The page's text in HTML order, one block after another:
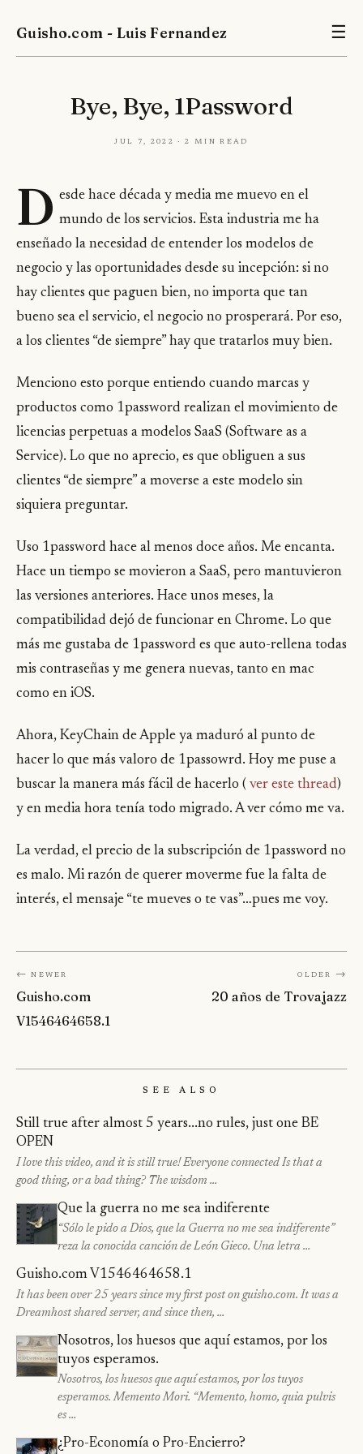
Guisho.com - Luis Fernandez ☰
Bye, Bye, 1Password
Jul 7, 2022 · 2 min read
D esde hace década y media me muevo en el
mundo de los servicios. Esta industria me ha
enseñado la necesidad de entender los modelos de
negocio y las oportunidades desde su incepción: si no
hay clientes que paguen bien, no importa que tan
bueno sea el servicio, el negocio no prosperará. Por eso,
a los clientes “de siempre” hay que tratarlos muy bien.
Menciono esto porque entiendo cuando marcas y
productos como 1password realizan el movimiento de
licencias perpetuas a modelos SaaS (Software as a
Service). Lo que no aprecio, es que obliguen a sus
clientes “de siempre” a moverse a este modelo sin
siquiera preguntar.
Uso 1password hace al menos doce años. Me encanta.
Hace un tiempo se movieron a SaaS, pero mantuvieron
las versiones anteriores. Hace unos meses, la
compatibilidad dejó de funcionar en Chrome. Lo que
más me gustaba de 1password es que auto-rellena todas
mis contraseñas y me genera nuevas, tanto en mac
como en iOS.
Ahora, KeyChain de Apple ya maduró al punto de
hacer lo que más valoro de 1passowrd. Hoy me puse a
buscar la manera más fácil de hacerlo ( ver este thread)
y en media hora tenía todo migrado. A ver cómo me va.
La verdad, el precio de la subscripción de 1password no
es malo. Mi razón de querer moverme fue la falta de
interés, el mensaje “te mueves o te vas”…pues me voy.
← Newer
Guisho.com
V1546464658.1
Older →
20 años de Trovajazz
See Also
Still true after almost 5 years...no rules, just one BE
OPEN
I love this video, and it is still true! Everyone connected Is that a
good thing, or a bad thing? The wisdom …
Que la guerra no me sea indiferente
“Sólo le pido a Dios, que la Guerra no me sea indiferente”
reza la conocida canción de León Gieco. Una letra …
Guisho.com V1546464658.1
It has been over 25 years since my first post on guisho.com. It was a
Dreamhost shared server, and since then, …
Nosotros, los huesos que aquí estamos, por los
tuyos esperamos.
Nosotros, los huesos que aquí estamos, por los tuyos
esperamos. Memento Mori. “Memento, homo, quia pulvis
es …
¿Pro-Economía o Pro-Encierro?